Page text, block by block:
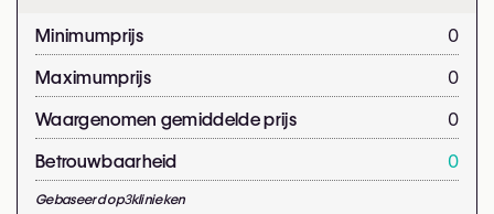
Minimumprijs
0
Maximumprijs
0
Waargenomen gemiddelde prijs
0
Betrouwbaarheid
0
Gebaseerd op3klinieken